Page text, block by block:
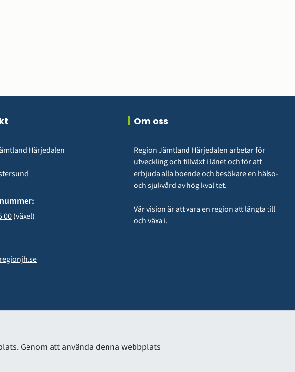
Genom att använda denna webbplats
Härjedalen
00 (växel)
Om oss
Region Jämtland Härjedalen arbetar för
utveckling och tillväxt i länet och för att
erbjuda alla boende och besökare en hälso-
och sjukvård av hög kvalitet.
Vår vision är att vara en region att längta till
och växa i.